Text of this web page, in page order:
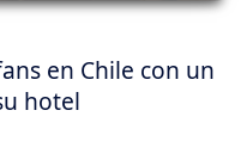
en Chile con un
hotel